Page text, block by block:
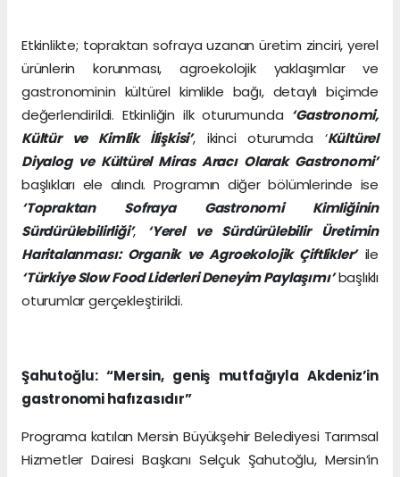
Etkinlikte; topraktan sofraya uzanan üretim zinciri, yerel
ürünlerin korunması, agroekolojik yaklaşımlar ve
gastronominin kültürel kimlikle bağı, detaylı biçimde
değerlendirildi. Etkinliğin ilk oturumunda ‘Gastronomi,
Kültür ve Kimlik İlişkisi’, ikinci oturumda ‘Kültürel
Diyalog ve Kültürel Miras Aracı Olarak Gastronomi’
başlıkları ele alındı. Programın diğer bölümlerinde ise
‘Topraktan Sofraya Gastronomi Kimliğinin
Sürdürülebilirliği’, ‘Yerel ve Sürdürülebilir Üretimin
Haritalanması: Organik ve Agroekolojik Çiftlikler’ile
‘Türkiye Slow Food Liderleri Deneyim Paylaşımı’başlıklı
oturumlar gerçekleştirildi.
Şahutoğlu: “Mersin, geniş mutfağıyla Akdeniz’in
gastronomi hafızasıdır”
Programa katılan Mersin Büyükşehir Belediyesi Tarımsal
Hizmetler Dairesi Başkanı Selçuk Şahutoğlu, Mersin’in